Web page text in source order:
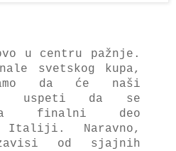
u centru pažnje.
svetskog kupa,
da će naši
uspeti da se
finalni deo
Italiji. Naravno,
od sjajnih